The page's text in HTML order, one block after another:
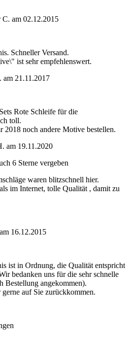
C. am 02.12.2015
Schneller Versand.
ist sehr empfehlenswert.
am 21.11.2017
Rote Schleife für die
toll.
2018 noch andere Motive bestellen.
am 19.11.2020
6 Sterne vergeben
waren blitzschnell hier.
im Internet, tolle Qualität , damit zu
am 16.12.2015
ist in Ordnung, die Qualität entspricht
bedanken uns für die sehr schnelle
Bestellung angekommen).
auf Sie zurückkommen.